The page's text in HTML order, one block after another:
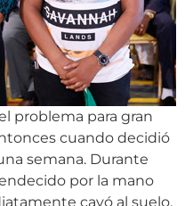
problema para gran
cuando decidió
semana. Durante
por la mano
cayó al suelo.